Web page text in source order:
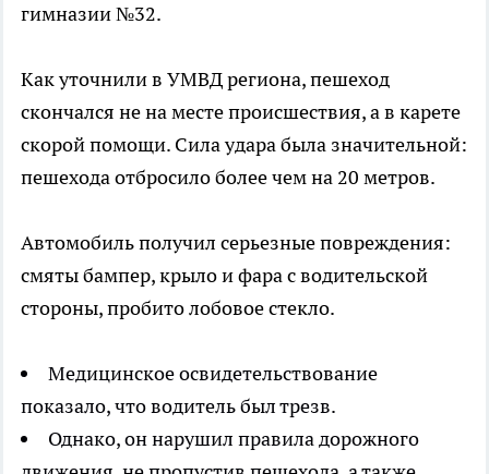
гимназии №32.
Как уточнили в УМВД региона, пешеход
скончался не на месте происшествия, а в карете
скорой помощи. Сила удара была значительной:
пешехода отбросило более чем на 20 метров.
Автомобиль получил серьезные повреждения:
смяты бампер, крыло и фара с водительской
стороны, пробито лобовое стекло.
Медицинское освидетельствование
показало, что водитель был трезв.
Однако, он нарушил правила дорожного